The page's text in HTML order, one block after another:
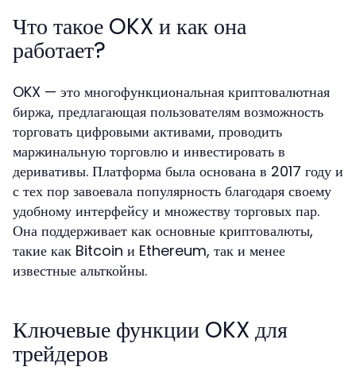
Что такое OKX и как она
работает?
OKX — это многофункциональная криптовалютная
биржа, предлагающая пользователям возможность
торговать цифровыми активами, проводить
маржинальную торговлю и инвестировать в
деривативы. Платформа была основана в 2017 году и
с тех пор завоевала популярность благодаря своему
удобному интерфейсу и множеству торговых пар.
Она поддерживает как основные криптовалюты,
такие как Bitcoin и Ethereum, так и менее
известные альткойны.
Ключевые функции OKX для
трейдеров